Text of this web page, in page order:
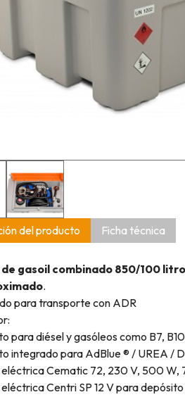
del producto Ficha técnica
gasoil combinado 850/100
.
para transporte con ADR
para diésel y gasóleos como B7,
integrado para AdBlue ® / UREA /
Cematic 72, 230 V, 500 W,
Centri SP 12 V para